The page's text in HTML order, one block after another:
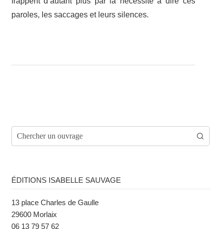
paroles, les saccages et leurs silences.
ÉDITIONS ISABELLE SAUVAGE
13 place Charles de Gaulle
29600 Morlaix
06 13 79 57 62